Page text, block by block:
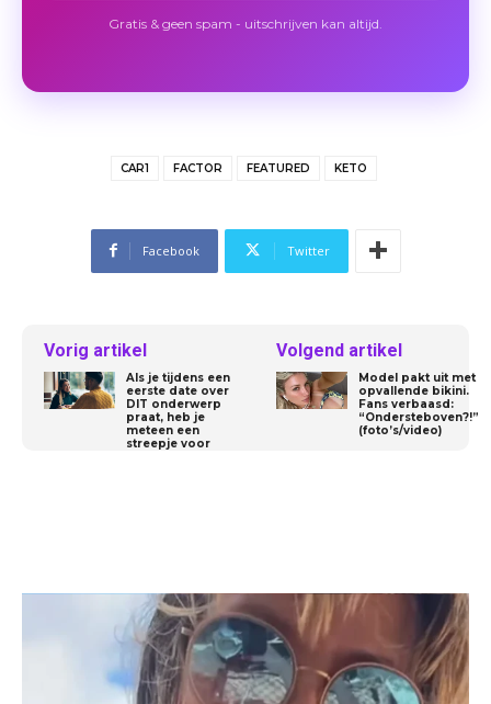
Gratis & geen spam - uitschrijven kan altijd.
CAR1 FACTOR FEATURED KETO
Facebook Twitter
Vorig artikel
Als je tijdens een
eerste date over
DIT onderwerp
praat, heb je
meteen een
streepje voor
Volgend artikel
Model pakt uit met
opvallende bikini.
Fans verbaasd:
“Ondersteboven?!”
(foto’s/video)